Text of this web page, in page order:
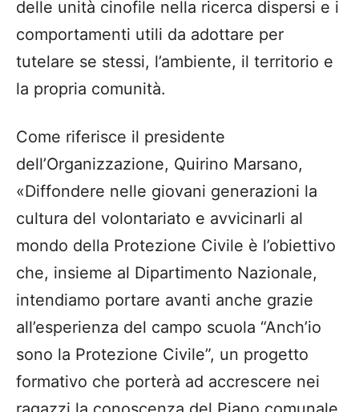
delle unità cinofile nella ricerca dispersi e i
comportamenti utili da adottare per
tutelare se stessi, l’ambiente, il territorio e
la propria comunità.
Come riferisce il presidente
dell’Organizzazione, Quirino Marsano,
«Diffondere nelle giovani generazioni la
cultura del volontariato e avvicinarli al
mondo della Protezione Civile è l’obiettivo
che, insieme al Dipartimento Nazionale,
intendiamo portare avanti anche grazie
all’esperienza del campo scuola “Anch’io
sono la Protezione Civile”, un progetto
formativo che porterà ad accrescere nei